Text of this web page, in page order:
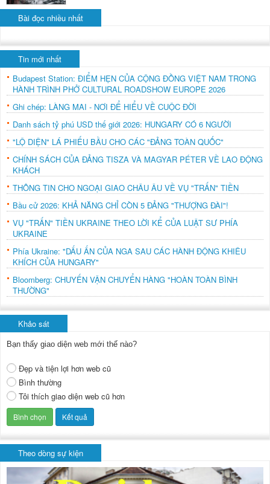
Bài đọc nhiều nhất
Tin mới nhất
Budapest Station: ĐIỂM HẸN CỦA CỘNG ĐỒNG VIỆT NAM TRONG
HÀNH TRÌNH PHỞ CULTURAL ROADSHOW EUROPE 2026
Ghi chép: LÀNG MAI - NƠI ĐỂ HIỂU VỀ CUỘC ĐỜI
Danh sách tỷ phú USD thế giới 2026: HUNGARY CÓ 6 NGƯỜI
"LỘ DIỆN" LÁ PHIẾU BẦU CHO CÁC "ĐẢNG TOÀN QUỐC"
CHÍNH SÁCH CỦA ĐẢNG TISZA VÀ MAGYAR PÉTER VỀ LAO ĐỘNG
KHÁCH
THÔNG TIN CHO NGOẠI GIAO CHÂU ÂU VỀ VỤ "TRẤN" TIỀN
Bầu cử 2026: KHẢ NĂNG CHỈ CÒN 5 ĐẢNG "THƯỢNG ĐÀI"!
VỤ "TRẤN" TIỀN UKRAINE THEO LỜI KỂ CỦA LUẬT SƯ PHÍA
UKRAINE
Phía Ukraine: "DẤU ẤN CỦA NGA SAU CÁC HÀNH ĐỘNG KHIÊU
KHÍCH CỦA HUNGARY"
Bloomberg: CHUYẾN VẬN CHUYỂN HÀNG "HOÀN TOÀN BÌNH
THƯỜNG"
Khảo sát
Bạn thấy giao diện web mới thế nào?
Đẹp và tiện lợi hơn web cũ
Bình thường
Tôi thích giao diện web cũ hơn
Theo dòng sự kiện